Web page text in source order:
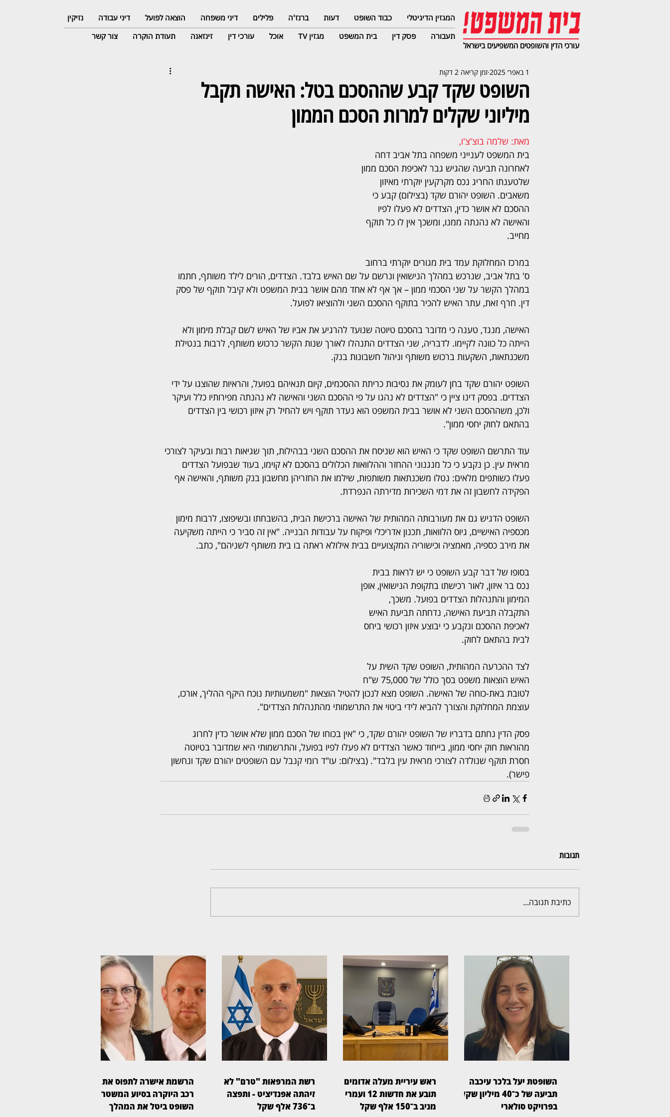
המגזין הדיגיטלי כבוד השופט דעות ברנז'ה פלילים דיני משפחה הוצאה לפועל דיני עבודה
נזיקין
תעבורה
פסק דין בית המשפט מגזין TV אוכל עורכי דין זינזאנה תעודת הוקרה צור קשר
עורכי הדין והשופטים המשפיעים בישראל
השופט שקד קבע שההסכם בטל: האישה תקבל
מיליוני שקלים למרות הסכם הממון
1 באפר׳ 2025 זמן קריאה 2 דקות
מאת: שלמה בוצ'צ'ו,
בית המשפט לענייני משפחה בתל אביב דחה
לאחרונה תביעה שהגיש גבר לאכיפת הסכם ממון
שלטענתו החריג נכס מקרקעין יוקרתי מאיזון
משאבים. השופט יהורם שקד (בצילום) קבע כי
ההסכם לא אושר כדין, הצדדים לא פעלו לפיו
והאישה לא נהנתה ממנו, ומשכך אין לו כל תוקף
מחייב.
במרכז המחלוקת עמד בית מגורים יוקרתי ברחוב
ס' בתל אביב, שנרכש במהלך הנישואין ונרשם על שם האיש בלבד. הצדדים, הורים לילד משותף, חתמו
במהלך הקשר על שני הסכמי ממון – אך אף לא אחד מהם אושר בבית המשפט ולא קיבל תוקף של פסק
דין. חרף זאת, עתר האיש להכיר בתוקף ההסכם השני ולהוציאו לפועל.
האישה, מנגד, טענה כי מדובר בהסכם טיוטה שנועד להרגיע את אביו של האיש לשם קבלת מימון ולא
הייתה כל כוונה לקיימו. לדבריה, שני הצדדים התנהלו לאורך שנות הקשר כרכוש משותף, לרבות בנטילת
משכנתאות, השקעות ברכוש משותף וניהול חשבונות בנק.
השופט יהורם שקד בחן לעומק את נסיבות כריתת ההסכמים, קיום תנאיהם בפועל, והראיות שהוצגו על ידי
הצדדים. בפסק דינו ציין כי "הצדדים לא נהגו על פי ההסכם השני והאישה לא נהנתה מפירותיו כלל ועיקר
ולכן, משההסכם השני לא אושר בבית המשפט הוא נעדר תוקף ויש להחיל רק איזון רכושי בין הצדדים
בהתאם לחוק יחסי ממון".
עוד התרשם השופט שקד כי האיש הוא שניסח את ההסכם השני בבהילות, תוך שגיאות רבות ובעיקר לצורכי
מראית עין. כן נקבע כי כל מנגנוני ההחזר וההלוואות הכלולים בהסכם לא קוימו, בעוד שבפועל הצדדים
פעלו כשותפים מלאים: נטלו משכנתאות משותפות, שילמו את החזריהן מחשבון בנק משותף, והאישה אף
הפקידה לחשבון זה את דמי השכירות מדירתה הנפרדת.
השופט הדגיש גם את מעורבותה המהותית של האישה ברכישת הבית, בהשבחתו ובשיפוצו, לרבות מימון
מכספיה האישיים, גיוס הלוואות, תכנון אדריכלי ופיקוח על עבודות הבנייה. "אין זה סביר כי הייתה משקיעה
את מירב כספיה, מאמציה וכישוריה המקצועיים בבית אילולא ראתה בו בית משותף לשניהם", כתב.
בסופו של דבר קבע השופט כי יש לראות בבית
נכס בר איזון, לאור רכישתו בתקופת הנישואין, אופן
המימון והתנהלות הצדדים בפועל. משכך,
התקבלה תביעת האישה, נדחתה תביעת האיש
לאכיפת ההסכם ונקבע כי יבוצע איזון רכושי ביחס
לבית בהתאם לחוק.
לצד ההכרעה המהותית, השופט שקד השית על
האיש הוצאות משפט בסך כולל של 75,000 ש"ח
לטובת באת-כוחה של האישה. השופט מצא לנכון להטיל הוצאות "משמעותיות נוכח היקף ההליך, אורכו,
עוצמת המחלוקת והצורך להביא לידי ביטוי את התרשמותי מהתנהלות הצדדים".
פסק הדין נחתם בדבריו של השופט יהורם שקד, כי "אין בכוחו של הסכם ממון שלא אושר כדין לחרוג
מהוראות חוק יחסי ממון, בייחוד כאשר הצדדים לא פעלו לפיו בפועל, והתרשמותי היא שמדובר בטיוטה
חסרת תוקף שנולדה לצורכי מראית עין בלבד". (בצילום: עו"ד רומי קנבל עם השופטים יהורם שקד ונחשון
פישר).
תגובות
כתיבת תגובה...
השופטת יעל בלכר עיכבה
תביעה של כ־40 מיליון שקל
בפרויקט סולארי
ראש עיריית מעלה אדומים
תובע את חדשות 12 ועמרי
מניב ב־150 אלף שקל
רשת המרפאות "טרם" לא
זיהתה אפנדיציט - ותפצה
ב־736 אלף שקל
הרשמת אישרה לתפוס את
רכב היוקרה בסיוע המשטרה,
השופט ביטל את המהלך